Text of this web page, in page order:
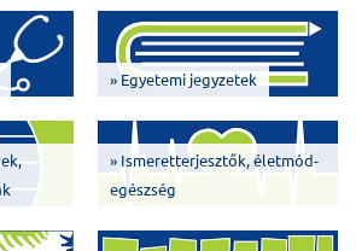
» Egyetemi jegyzetek
» Ismeretterjesztők, életmód-
egészség